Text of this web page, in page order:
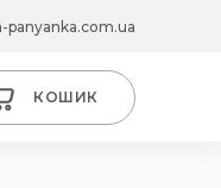
panyanka.com.ua
КОШИК